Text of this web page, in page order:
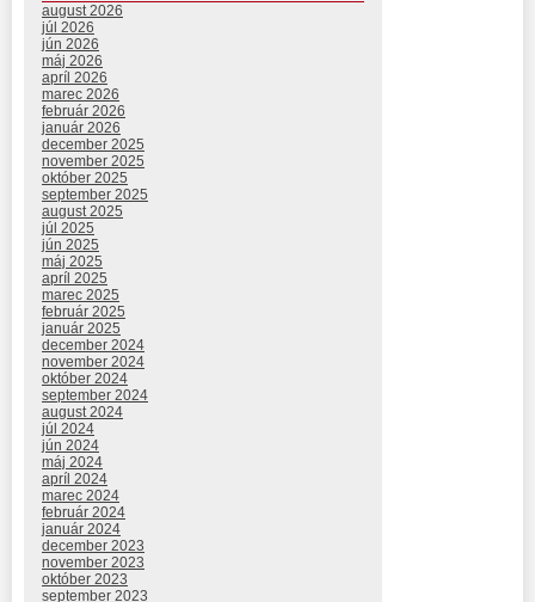
august 2026
júl 2026
jún 2026
máj 2026
apríl 2026
marec 2026
február 2026
január 2026
december 2025
november 2025
október 2025
september 2025
august 2025
júl 2025
jún 2025
máj 2025
apríl 2025
marec 2025
február 2025
január 2025
december 2024
november 2024
október 2024
september 2024
august 2024
júl 2024
jún 2024
máj 2024
apríl 2024
marec 2024
február 2024
január 2024
december 2023
november 2023
október 2023
september 2023